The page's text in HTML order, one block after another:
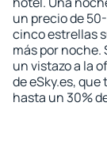
un precio de
cinco estrellas
más por
un vistazo a la
de eSky.es,
hasta un 30%